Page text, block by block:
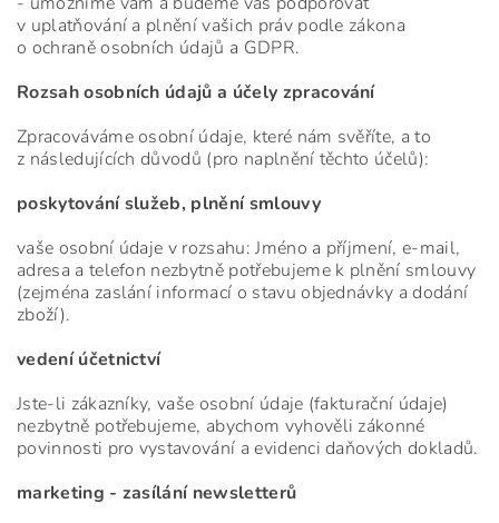
v uplatňování a plnění vašich práv podle zákona
o ochraně osobních údajů a GDPR.
Rozsah osobních údajů a účely zpracování
Zpracováváme osobní údaje, které nám svěříte, a to
z následujících důvodů (pro naplnění těchto účelů):
poskytování služeb, plnění smlouvy
vaše osobní údaje v rozsahu: Jméno a příjmení, e-mail,
adresa a telefon nezbytně potřebujeme k plnění smlouvy
(zejména zaslání informací o stavu objednávky a dodání
zboží).
vedení účetnictví
Jste-li zákazníky, vaše osobní údaje (fakturační údaje)
nezbytně potřebujeme, abychom vyhověli zákonné
povinnosti pro vystavování a evidenci daňových dokladů.
marketing - zasílání newsletterů